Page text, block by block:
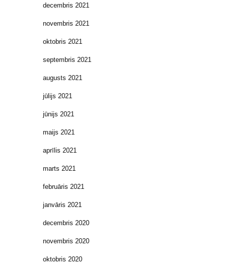
decembris 2021
novembris 2021
oktobris 2021
septembris 2021
augusts 2021
jūlijs 2021
jūnijs 2021
maijs 2021
aprīlis 2021
marts 2021
februāris 2021
janvāris 2021
decembris 2020
novembris 2020
oktobris 2020